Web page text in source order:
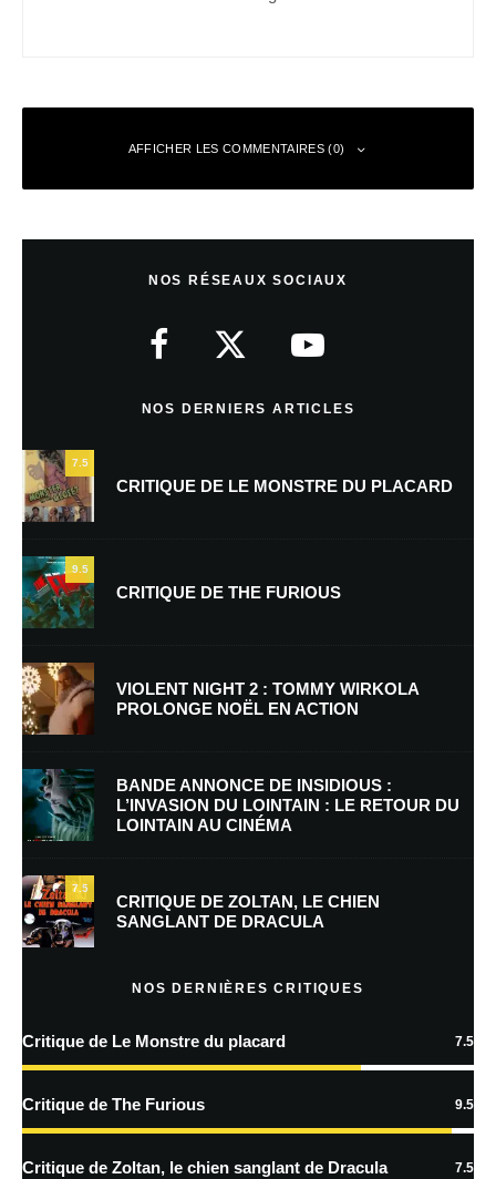
AFFICHER LES COMMENTAIRES (0)
Nom*
E-mail *
Enregistrer mon nom, mon e-mail et mon site dans le navigateur pour
mon prochain commentaire.
plus sur la façon dont les données de vos commentaires sont
NOS RÉSEAUX SOCIAUX
NOS DERNIERS ARTICLES
7.5
CRITIQUE DE LE MONSTRE DU PLACARD
9.5
CRITIQUE DE THE FURIOUS
VIOLENT NIGHT 2 : TOMMY WIRKOLA
PROLONGE NOËL EN ACTION
BANDE ANNONCE DE INSIDIOUS :
L’INVASION DU LOINTAIN : LE RETOUR DU
LOINTAIN AU CINÉMA
7.5
CRITIQUE DE ZOLTAN, LE CHIEN
SANGLANT DE DRACULA
NOS DERNIÈRES CRITIQUES
Critique de Le Monstre du placard 7.5
Critique de The Furious 9.5
Critique de Zoltan, le chien sanglant de Dracula 7.5